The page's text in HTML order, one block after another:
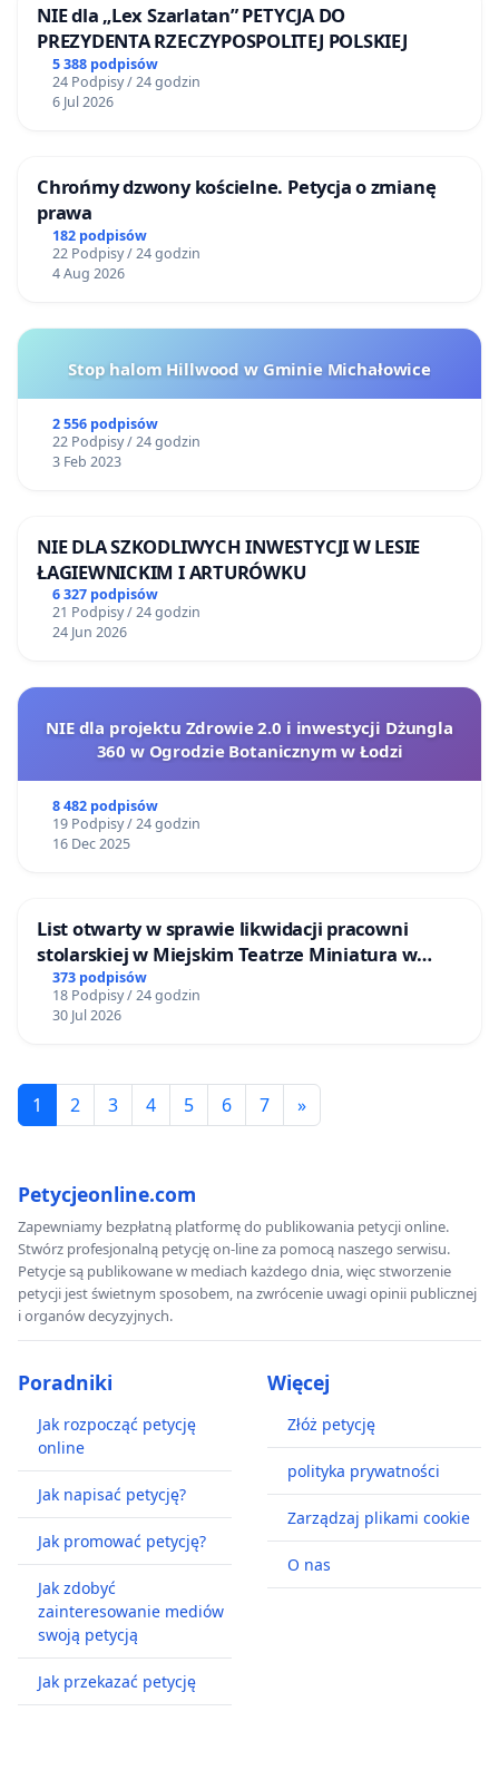
NIE dla „Lex Szarlatan” PETYCJA DO
PREZYDENTA RZECZYPOSPOLITEJ POLSKIEJ
5 388 podpisów
24 Podpisy / 24 godzin
6 Jul 2026
Chrońmy dzwony kościelne. Petycja o zmianę
prawa
182 podpisów
22 Podpisy / 24 godzin
4 Aug 2026
Stop halom Hillwood w Gminie Michałowice
2 556 podpisów
22 Podpisy / 24 godzin
3 Feb 2023
NIE DLA SZKODLIWYCH INWESTYCJI W LESIE
ŁAGIEWNICKIM I ARTURÓWKU
6 327 podpisów
21 Podpisy / 24 godzin
24 Jun 2026
NIE dla projektu Zdrowie 2.0 i inwestycji Dżungla
360 w Ogrodzie Botanicznym w Łodzi
8 482 podpisów
19 Podpisy / 24 godzin
16 Dec 2025
List otwarty w sprawie likwidacji pracowni
stolarskiej w Miejskim Teatrze Miniatura w
Gdańsku
373 podpisów
18 Podpisy / 24 godzin
30 Jul 2026
1 2 3 4 5 6 7 »
Petycjeonline.com
Zapewniamy bezpłatną platformę do publikowania petycji online.
Stwórz profesjonalną petycję on-line za pomocą naszego serwisu.
Petycje są publikowane w mediach każdego dnia, więc stworzenie
petycji jest świetnym sposobem, na zwrócenie uwagi opinii publicznej
i organów decyzyjnych.
Poradniki
Jak rozpocząć petycję
online
Jak napisać petycję?
Jak promować petycję?
Jak zdobyć
zainteresowanie mediów
swoją petycją
Jak przekazać petycję
Więcej
Złóż petycję
polityka prywatności
Zarządzaj plikami cookie
O nas